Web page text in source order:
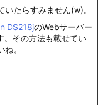
たらすみません(w)。
DS218jのWebサーバー
。その方法も載せてい
。